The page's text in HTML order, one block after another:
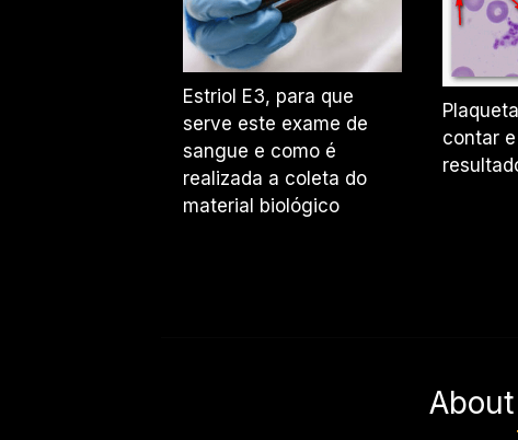
Estriol E3, para que
serve este exame de
sangue e como é
realizada a coleta do
material biológico
contar